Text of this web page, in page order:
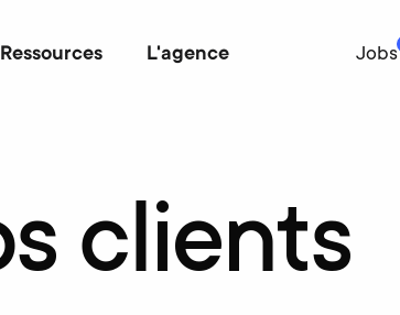
Ressources L'agence Jobs
clients